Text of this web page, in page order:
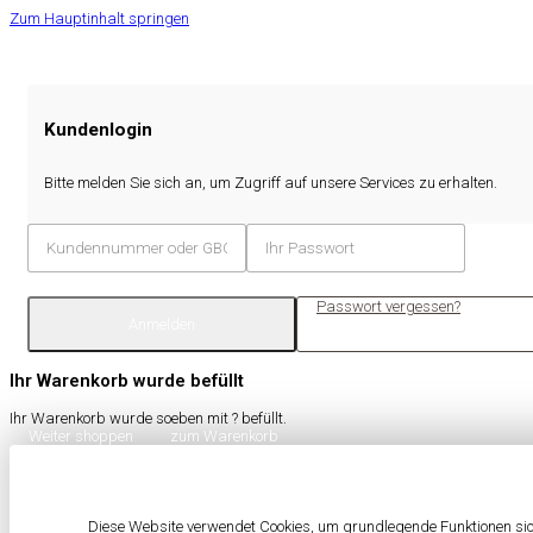
Zum Hauptinhalt springen
Kundenlogin
Bitte melden Sie sich an, um Zugriff auf unsere Services zu erhalten.
Passwort vergessen?
Ihr Warenkorb wurde befüllt
Ihr Warenkorb wurde soeben mit ? befüllt.
Weiter shoppen
zum Warenkorb
Diese Website verwendet Cookies, um grundlegende Funktionen